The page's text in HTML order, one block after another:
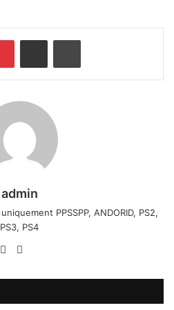
PinterestPartager par email Imprimer
admin
PPSSPP, ANDORID, PS2,
PS3, PS4
WebsiteFacebook